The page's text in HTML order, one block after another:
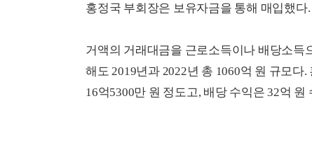
홍정국 부회장은 보유자금을 통해 매입했
거액의 거래대금을 근로소득이나 배당소득
해도 2019년과 2022년 총 1060억 원 규모
16억5300만 원 정도고, 배당 수익은 32억 원